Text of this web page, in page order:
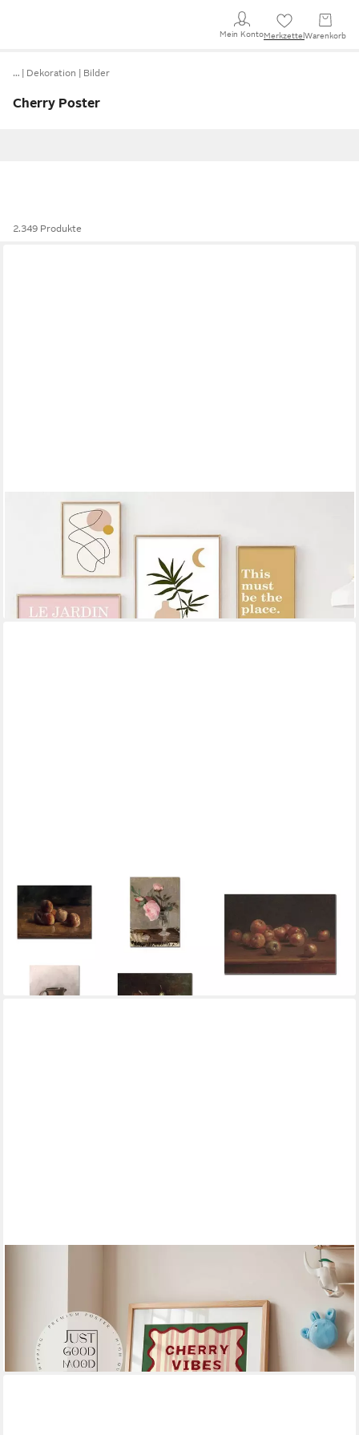
Mein KontoMerkzettel Warenkorb
… Dekoration Bilder
Cherry Poster
2.349 Produkte
JUSTGOODMOOD
Poster Zirtronen Garten und Schmetterling als Deko Print ohne
Rahmen E 10 x 1, E (1 St)
UVP 13,00 €
lieferbar in 3 Wochen
JUSTGOODMOOD
Poster Vintage Küche Obst und Blumen Stillleben als Deko Print
ohne Rahmen G, G (1 St)
ab 10,00 € UVP
lieferbar in 3 Wochen
Poster Kinderzimmer Kirschen Cherry Vibes Only Fruchtige
ab 10,00 € UVP13,00 €
lieferbar in 3 Wochen